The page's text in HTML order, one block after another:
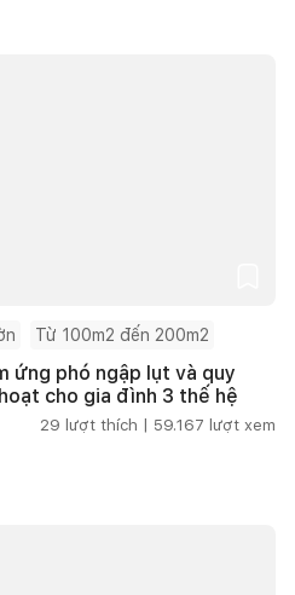
Từ 100m2 đến 200m2
ứng phó ngập lụt và quy
cho gia đình 3 thế hệ
29 lượt thích | 59.167 lượt xem